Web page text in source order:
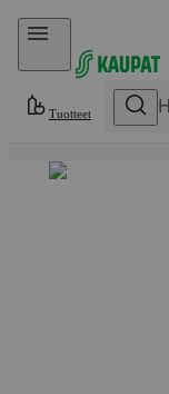
Hyppää sisältöön
Tuotteet